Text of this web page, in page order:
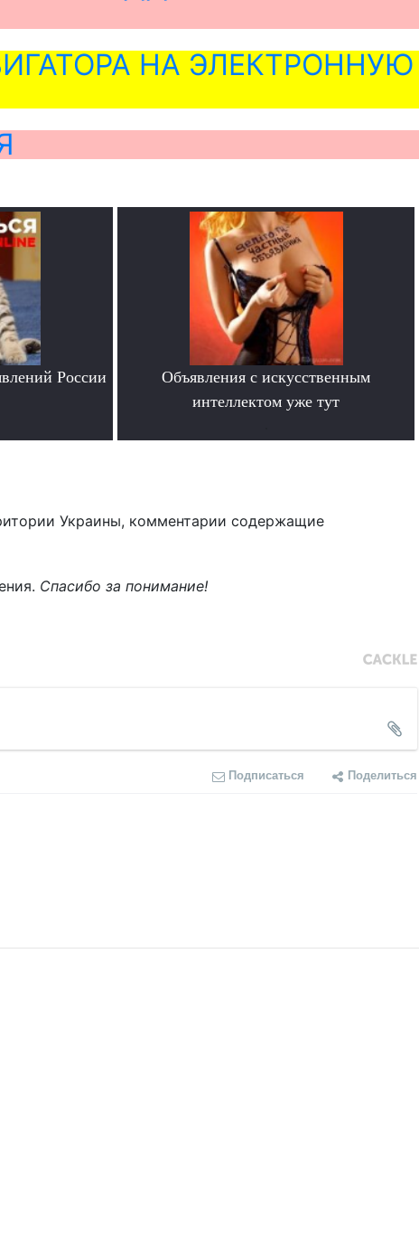
НА ЭЛЕКТРОННУЮ
России
Объявления с искусственным
интеллектом уже тут
Украины, комментарии содержащие
Спасибо за понимание!
Подписаться Поделиться